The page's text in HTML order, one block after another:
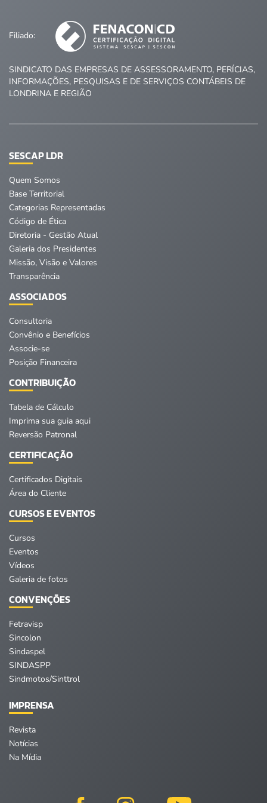
Filiado:
SINDICATO DAS EMPRESAS DE ASSESSORAMENTO, PERÍCIAS,
INFORMAÇÕES, PESQUISAS E DE SERVIÇOS CONTÁBEIS DE
LONDRINA E REGIÃO
SESCAP LDR
Quem Somos
Base Territorial
Categorias Representadas
Código de Ética
Diretoria - Gestão Atual
Galeria dos Presidentes
Missão, Visão e Valores
Transparência
ASSOCIADOS
Consultoria
Convênio e Benefícios
Associe-se
Posição Financeira
CONTRIBUIÇÃO
Tabela de Cálculo
Imprima sua guia aqui
Reversão Patronal
CERTIFICAÇÃO
Certificados Digitais
Área do Cliente
CURSOS E EVENTOS
Cursos
Eventos
Vídeos
Galeria de fotos
CONVENÇÕES
Fetravisp
Sincolon
Sindaspel
SINDASPP
Sindmotos/Sinttrol
IMPRENSA
Revista
Notícias
Na Mídia